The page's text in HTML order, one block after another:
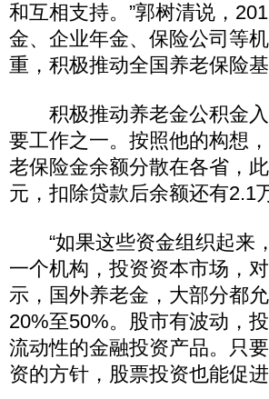
和互相支持。”郭树清说，
金、企业年金、保险公司等
重，积极推动全国养老保险
积极推动养老金公积金入
要工作之一。按照他的构想
老保险金余额分散在各省，
元，扣除贷款后余额还有2.1
“如果这些资金组织起来
一个机构，投资资本市场，
示，国外养老金，大部分都
20%至50%。股市有波动，
流动性的金融投资产品。只
资的方针，股票投资也能促